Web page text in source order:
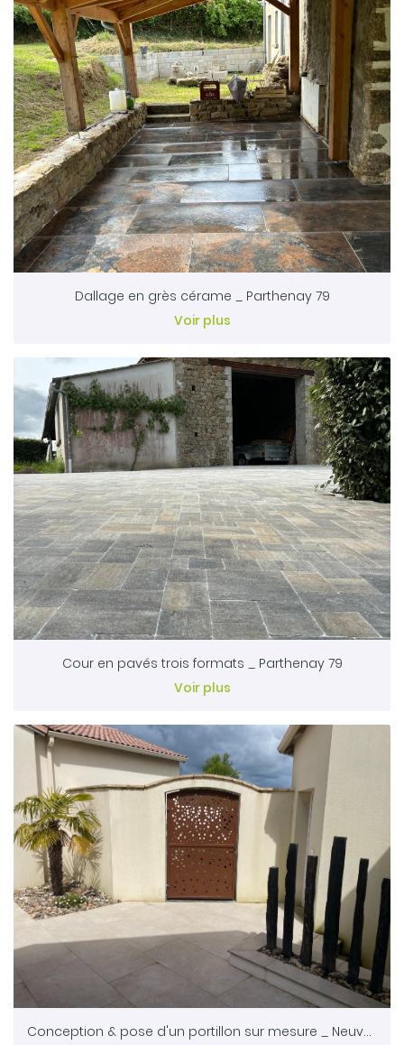
Dallage en grès cérame _ Parthenay 79
Voir plus
Cour en pavés trois formats _ Parthenay 79
Voir plus
Conception & pose d'un portillon sur mesure _ Neuvy bouin 79